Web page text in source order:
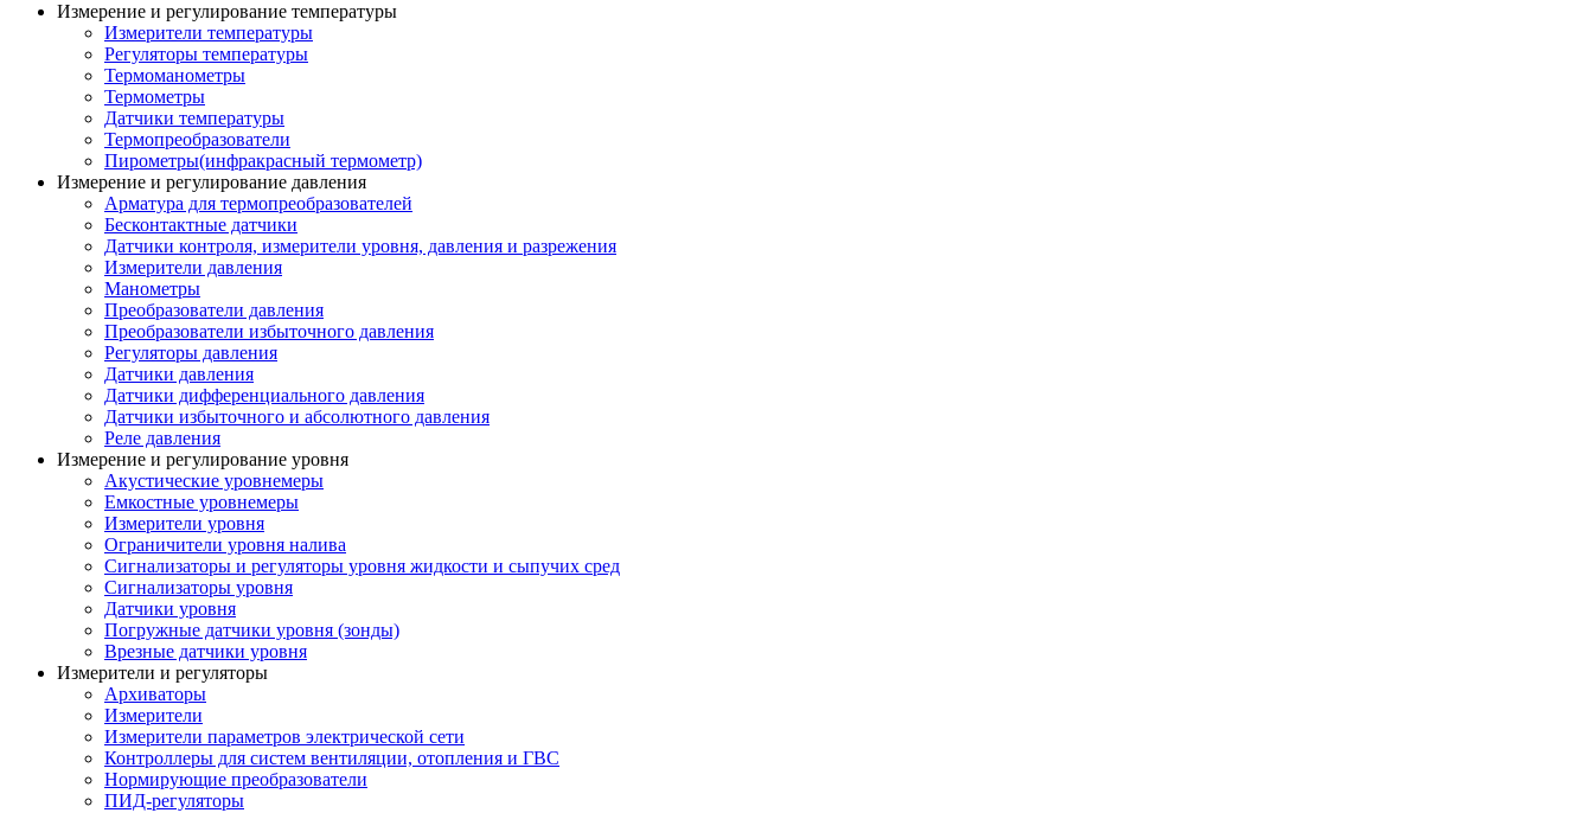
Измерение и регулирование температуры
Измерители температуры
Регуляторы температуры
Термоманометры
Термометры
Датчики температуры
Термопреобразователи
Пирометры(инфракрасный термометр)
Измерение и регулирование давления
Арматура для термопреобразователей
Бесконтактные датчики
Датчики контроля, измерители уровня, давления и разрежения
Измерители давления
Манометры
Преобразователи давления
Преобразователи избыточного давления
Регуляторы давления
Датчики давления
Датчики дифференциального давления
Датчики избыточного и абсолютного давления
Реле давления
Измерение и регулирование уровня
Акустические уровнемеры
Емкостные уровнемеры
Измерители уровня
Ограничители уровня налива
Сигнализаторы и регуляторы уровня жидкости и сыпучих сред
Сигнализаторы уровня
Датчики уровня
Погружные датчики уровня (зонды)
Врезные датчики уровня
Измерители и регуляторы
Архиваторы
Измерители
Измерители параметров электрической сети
Контроллеры для систем вентиляции, отопления и ГВС
Нормирующие преобразователи
ПИД-регуляторы